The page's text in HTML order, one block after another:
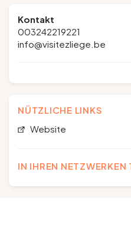
Kontakt
003242219221
info@visitezliege.be
NÜTZLICHE LINKS
Website
IN IHREN NETZWERKEN